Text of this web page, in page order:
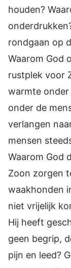
houden?
rondgaan op
Waarom God
rustplek voor
warmte onder
onder de
verlangen
mensen
Waarom God
Zoon zorgen
waakhonden
niet vrijelijk
Hij heeft
geen begrip,
pijn en leed?